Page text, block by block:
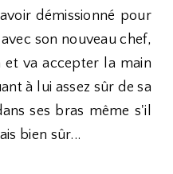
démissionné pour
son nouveau chef,
et va accepter la main
à lui assez sûr de sa
ses bras même s'il
bien sûr...